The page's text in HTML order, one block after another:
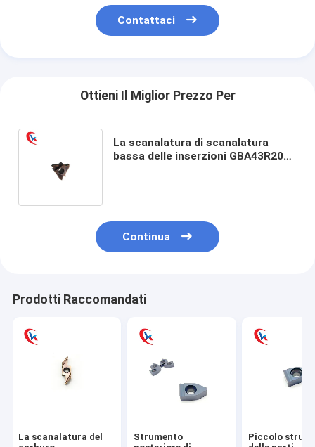
Contattaci
Ottieni Il Miglior Prezzo Per
La scanalatura di scanalatura
bassa delle inserzioni GBA43R200
Continua
Prodotti Raccomandati
La scanalatura del
Strumento
Piccolo